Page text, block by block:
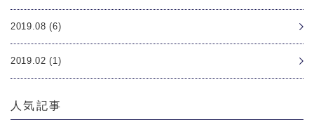
2019.08 (6)
2019.02 (1)
人気記事